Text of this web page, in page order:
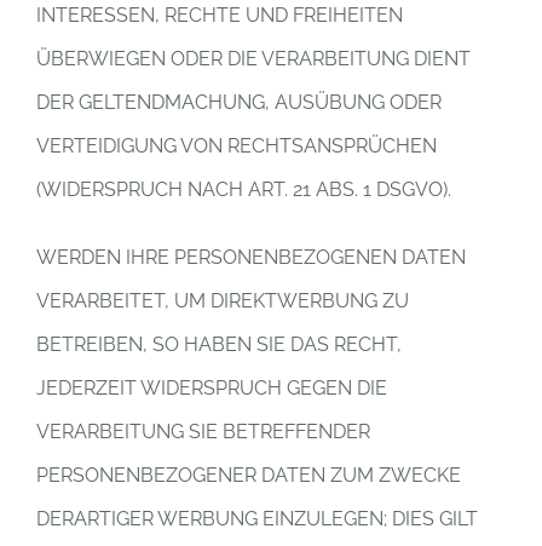
INTERESSEN, RECHTE UND FREIHEITEN
ÜBERWIEGEN ODER DIE VERARBEITUNG DIENT
DER GELTENDMACHUNG, AUSÜBUNG ODER
VERTEIDIGUNG VON RECHTSANSPRÜCHEN
(WIDERSPRUCH NACH ART. 21 ABS. 1 DSGVO).
WERDEN IHRE PERSONENBEZOGENEN DATEN
VERARBEITET, UM DIREKTWERBUNG ZU
BETREIBEN, SO HABEN SIE DAS RECHT,
JEDERZEIT WIDERSPRUCH GEGEN DIE
VERARBEITUNG SIE BETREFFENDER
PERSONENBEZOGENER DATEN ZUM ZWECKE
DERARTIGER WERBUNG EINZULEGEN; DIES GILT